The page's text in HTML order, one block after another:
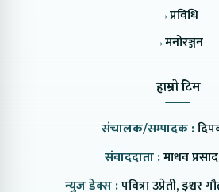
→प्रविधि
→मनोरञ्जन
हाम्रो टिम
संचालक/सम्पादक :
संवाददाता :माधव
न्युज डेक्स :पवित्रा उप्रेती, इश्वर